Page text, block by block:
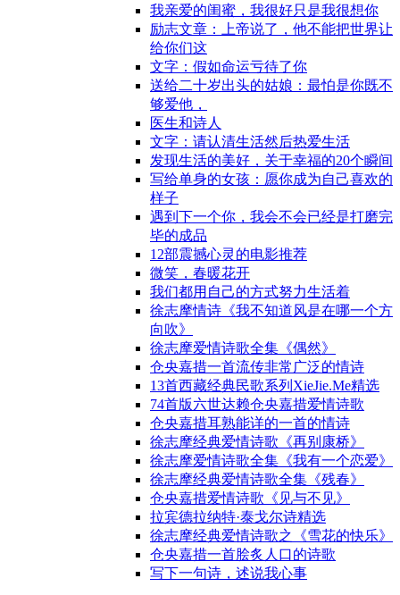
我亲爱的闺蜜，我很好只是我很想你
励志文章：上帝说了，他不能把世界让
给你们这
文字：假如命运亏待了你
送给二十岁出头的姑娘：最怕是你既不
够爱他，
医生和诗人
文字：请认清生活然后热爱生活
发现生活的美好，关于幸福的20个瞬间
写给单身的女孩：愿你成为自己喜欢的
样子
遇到下一个你，我会不会已经是打磨完
毕的成品
12部震撼心灵的电影推荐
微笑，春暖花开
我们都用自己的方式努力生活着
徐志摩情诗《我不知道风是在哪一个方
向吹》
徐志摩爱情诗歌全集《偶然》
仓央嘉措一首流传非常广泛的情诗
13首西藏经典民歌系列XieJie.Me精选
74首版六世达赖仓央嘉措爱情诗歌
仓央嘉措耳熟能详的一首的情诗
徐志摩经典爱情诗歌《再别康桥》
徐志摩爱情诗歌全集《我有一个恋爱》
徐志摩经典爱情诗歌全集《残春》
仓央嘉措爱情诗歌《见与不见》
拉宾德拉纳特·泰戈尔诗精选
徐志摩经典爱情诗歌之《雪花的快乐》
仓央嘉措一首脍炙人口的诗歌
写下一句诗，述说我心事